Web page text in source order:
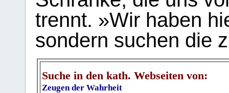
trennt. »Wir haben
sondern suchen die
Suche in den kath. Webseiten von:
Zeugen der Wahrheit